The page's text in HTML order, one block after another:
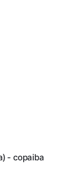
- copaiba